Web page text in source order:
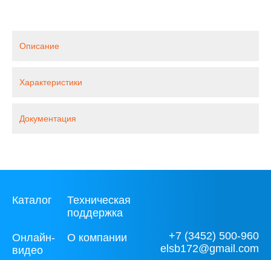
Описание
Характеристики
Документация
Каталог
Техническая
поддержка
Онлайн-
видео
О компании
+7 (3452) 500-960
elsb172@gmail.com